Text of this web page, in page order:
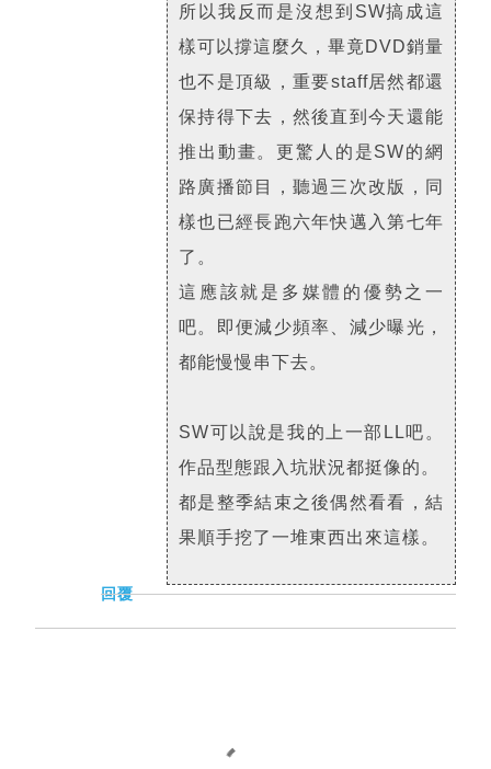
回覆
所以我反而是沒想到SW搞成這
樣可以撐這麼久，畢竟DVD銷量
也不是頂級，重要staff居然都還
保持得下去，然後直到今天還能
推出動畫。更驚人的是SW的網
路廣播節目，聽過三次改版，同
樣也已經長跑六年快邁入第七年
了。
這應該就是多媒體的優勢之一
吧。即便減少頻率、減少曝光，
都能慢慢串下去。
SW可以說是我的上一部LL吧。
作品型態跟入坑狀況都挺像的。
都是整季結束之後偶然看看，結
果順手挖了一堆東西出來這樣。